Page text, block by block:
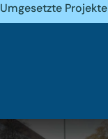
Umgesetzte Projekte